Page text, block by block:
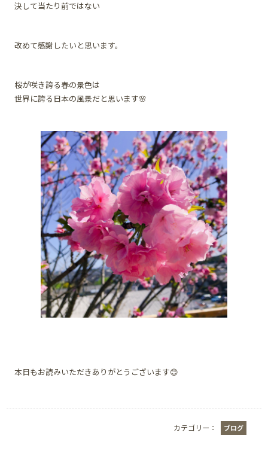
決して当たり前ではない
改めて感謝したいと思います。
桜が咲き誇る春の景色は
世界に誇る日本の風景だと思います🌸
本日もお読みいただきありがとうございます😊
カテゴリー： ブログ